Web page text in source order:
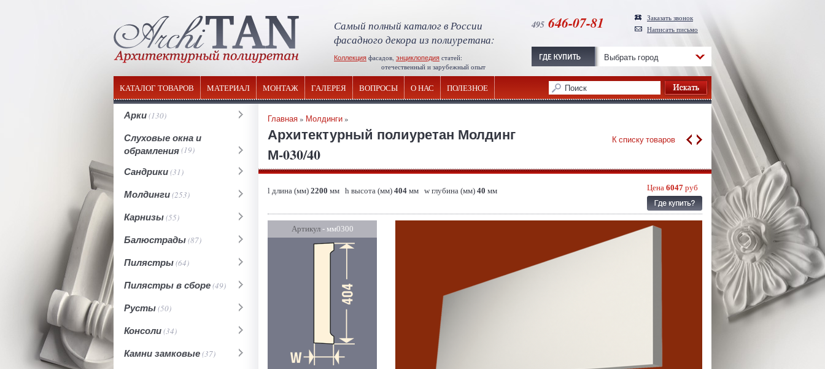
Самый полный каталог в России
фасадного декора из полиуретана:
Коллекция фасадов, энциклопедия статей:
отечественный и зарубежный опыт
495 646-07-81
Заказать звонок
Написать письмо
Выбрать город
КАТАЛОГ ТОВАРОВ МАТЕРИАЛ МОНТАЖ ГАЛЕРЕЯ ВОПРОСЫ О НАС ПОЛЕЗНОЕ
Арки(130)
Слуховые окна и
обрамления(19)
Сандрики(31)
Молдинги(253)
Карнизы(55)
Балюстрады(87)
Пилястры(64)
Пилястры в сборе(49)
Русты(50)
Консоли(34)
Камни замковые(37)
Главная» Молдинги»
Архитектурный полиуретан Молдинг
М-030/40
К списку товаров
l длина (мм) 2200 мм h высота (мм) 404 мм w глубина (мм) 40 мм Цена 6047 руб
Артикул- мм0300